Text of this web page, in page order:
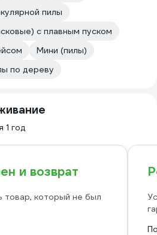
пилы
с плавным пуском
Мини (пилы)
по дереву
1 год
и возврат
который не был